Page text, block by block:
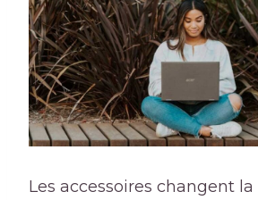
Les accessoires changent